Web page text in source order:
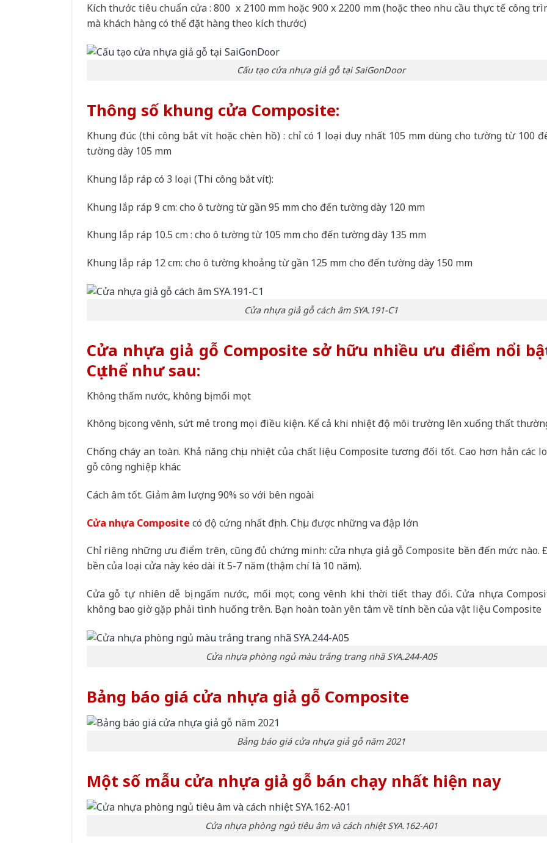
Kích thước tiêu chuẩn cửa : 800 x 2100 mm hoặc 900 x 2200 mm (hoặc theo nhu cầu thực tế công
mà khách hàng có thể đặt hàng theo kích thước)
Cấu tạo cửa nhựa giả gỗ tại SaiGonDoor
Thông số khung cửa Composite:
Khung đúc (thi công bắt vít hoặc chèn hồ) : chỉ có 1 loại duy nhất 105 mm dùng cho tường từ 100
tường dày 105 mm
Khung lắp ráp có 3 loại (Thi công bắt vít):
Khung lắp ráp 9 cm: cho ô tường từ gần 95 mm cho đến tường dày 120 mm
Khung lắp ráp 10.5 cm : cho ô tường từ 105 mm cho đến tường dày 135 mm
Khung lắp ráp 12 cm: cho ô tường khoảng từ gần 125 mm cho đến tường dày 150 mm
Cửa nhựa giả gỗ cách âm SYA.191-C1
Cửa nhựa giả gỗ Composite sở hữu nhiều ưu điểm nổi
Cụ thể như sau:
Không thấm nước, không bị mối mọt
Không bị cong vênh, sứt mẻ trong mọi điều kiện. Kể cả khi nhiệt độ môi trường lên xuống thất
Chống cháy an toàn. Khả năng chịu nhiệt của chất liệu Composite tương đối tốt. Cao hơn hẳn các
gỗ công nghiệp khác
Cách âm tốt. Giảm âm lượng 90% so với bên ngoài
Cửa nhựa Composite có độ cứng nhất định. Chịu được những va đập lớn
Chỉ riêng những ưu điểm trên, cũng đủ chứng minh: cửa nhựa giả gỗ Composite bền đến mức nào.
bền của loại cửa này kéo dài ít 5-7 năm (thậm chí là 10 năm).
Cửa gỗ tự nhiên dễ bị ngấm nước, mối mọt; cong vênh khi thời tiết thay đổi. Cửa nhựa
không bao giờ gặp phải tình huống trên. Bạn hoàn toàn yên tâm về tính bền của vật liệu Composite
Cửa nhựa phòng ngủ màu trắng trang nhã SYA.244-A05
Bảng báo giá cửa nhựa giả gỗ Composite
Bảng báo giá cửa nhựa giả gỗ năm 2021
Một số mẫu cửa nhựa giả gỗ bán chạy nhất hiện nay
Cửa nhựa phòng ngủ tiêu âm và cách nhiệt SYA.162-A01